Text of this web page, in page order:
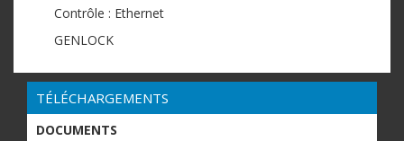
Contrôle : Ethernet
GENLOCK
TÉLÉCHARGEMENTS
DOCUMENTS